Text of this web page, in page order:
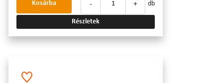
- + db
Kosárba
Részletek